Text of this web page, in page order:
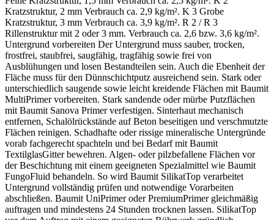
Kratzstruktur, 2 mm Verbrauch ca. 2,9 kg/m². K 3 Grobe
Kratzstruktur, 3 mm Verbrauch ca. 3,9 kg/m². R 2 / R 3
Rillenstruktur mit 2 oder 3 mm. Verbrauch ca. 2,6 bzw. 3,6 kg/m².
Untergrund vorbereiten Der Untergrund muss sauber, trocken,
frostfrei, staubfrei, saugfähig, tragfähig sowie frei von
Ausblühungen und losen Bestandteilen sein. Auch die Ebenheit der
Fläche muss für den Dünnschichtputz ausreichend sein. Stark oder
unterschiedlich saugende sowie leicht kreidende Flächen mit Baumit
MultiPrimer vorbereiten. Stark sandende oder mürbe Putzflächen
mit Baumit Sanova Primer verfestigen. Sinterhaut mechanisch
entfernen, Schalölrückstände auf Beton beseitigen und verschmutzte
Flächen reinigen. Schadhafte oder rissige mineralische Untergründe
vorab fachgerecht spachteln und bei Bedarf mit Baumit
TextilglasGitter bewehren. Algen- oder pilzbefallene Flächen vor
der Beschichtung mit einem geeigneten Spezialmittel wie Baumit
FungoFluid behandeln. So wird Baumit SilikatTop verarbeitet
Untergrund vollständig prüfen und notwendige Vorarbeiten
abschließen. Baumit UniPrimer oder PremiumPrimer gleichmäßig
auftragen und mindestens 24 Stunden trocknen lassen. SilikatTop